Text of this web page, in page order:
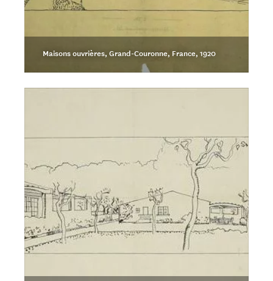
Maisons ouvrières, Grand-Couronne, France, 1920